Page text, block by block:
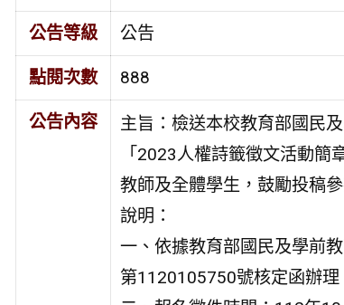
公告等級 公告
點閱次數 888
公告內容
主旨：檢送本校教育部國民
「2023人權詩籤徵文活動
教師及全體學生，鼓勵投稿
說明：
一、依據教育部國民及學前
第1120105750號核定函辦理